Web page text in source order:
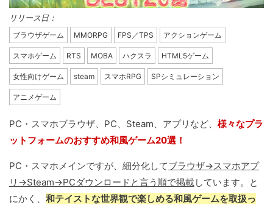
リリース日：
ブラウザゲーム MMORPG FPS／TPS アクションゲーム
スマホゲーム RTS MOBA ハクスラ HTML5ゲーム
女性向けゲーム steam スマホRPG SPシミュレーション
アニメゲーム
PC・スマホブラウザ、PC、Steam、アプリなど、 様々なプラ
ットフォームのおすすめ和風ゲーム20選！
PC・スマホメインですが、細分化してブラウザ→スマホアプ
リ→Steam→PCダウンロードと言う順で掲載しています。と
にかく、 和テイストな世界観で楽しめる和風ゲームを取扱っ